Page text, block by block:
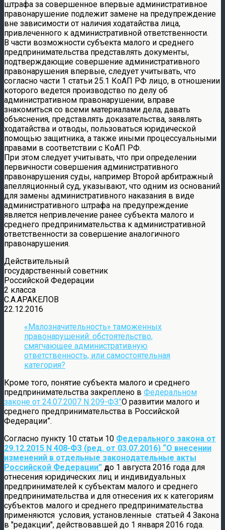
штрафа за совершенное впервые административное
правонарушение подлежит замене на предупреждение
вне зависимости от наличия ходатайства лица,
привлеченного к административной ответственности.
В части возможности субъекта малого и среднего
предпринимательства представлять документы,
подтверждающие совершение административного
правонарушения впервые, следует учитывать, что
согласно части 1 статьи 25.1 КоАП РФ лицо, в отношении
которого ведется производство по делу об
административном правонарушении, вправе
знакомиться со всеми материалами дела, давать
объяснения, представлять доказательства, заявлять
ходатайства и отводы, пользоваться юридической
помощью защитника, а также иными процессуальными
правами в соответствии с КоАП РФ.
При этом следует учитывать, что при определении
первичности совершения административного
правонарушения суды, например Второй арбитражный
апелляционный суд, указывают, что одним из оснований
для замены административного наказания в виде
административного штрафа на предупреждение
является непривлечение ранее субъекта малого и
среднего предпринимательства к административной
ответственности за совершение аналогичного
правонарушения.
Действительный
государственный советник
Российской Федерации
2 класса
С.А.АРАКЕЛОВ
22.12.2016
«Малозначительность» таможенных
правонарушений: обстоятельство,
смягчающее административную
ответственность, или самостоятельная
категория?
Кроме того, понятие субъекта малого и среднего
предпринимательства закреплено в Федеральном
законе от 24.07.2007 N 209-ФЗ”О развитии малого и
среднего предпринимательства в Российской
Федерации”.
Согласно пункту 10 статьи 10 Федерального закона от
29.12.2015 N 408-ФЗ (ред. от 03.07.2016) “О внесении
изменений в отдельные законодательные акты
Российской Федерации” до 1 августа 2016 года для
отнесения юридических лиц и индивидуальных
предпринимателей к субъектам малого и среднего
предпринимательства и для отнесения их к категориям
субъектов малого и среднего предпринимательства
применяются условия, установленные статьей 4 Закона
в редакции , действовавшей до 1 января 2016 года.